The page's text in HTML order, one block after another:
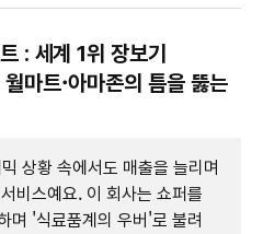
: 세계 1위 장보기
마트·아마존의 틈을 뚫는
상황 속에서도 매출을 늘리며
비스예요. 이 회사는 쇼퍼를
며 '식료품계의 우버'로 불려